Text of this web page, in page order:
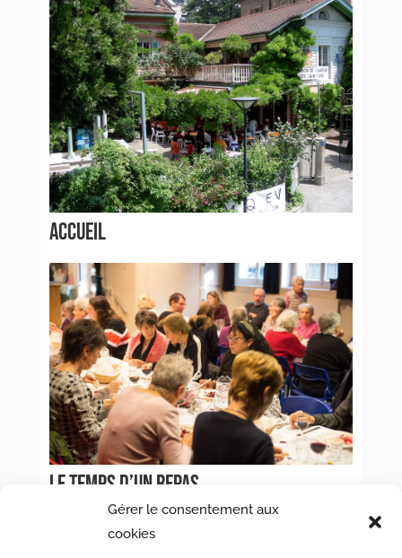
Gérer le consentement aux
cookies
ACCUEIL
LE TEMPS D’UN REPAS
« Entrées précédentes
[/db_pb_portfolio]